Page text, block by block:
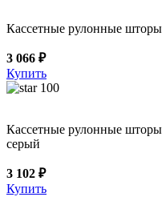
Кассетные рулонные
3 066 ₽
Купить
100
Кассетные рулонные
серый
3 102 ₽
Купить